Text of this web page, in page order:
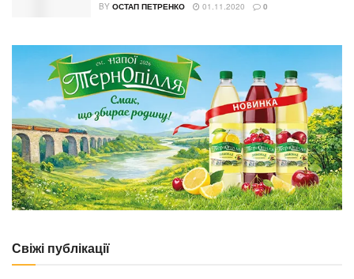
BY ОСТАП ПЕТРЕНКО 01.11.2020 0
Свіжі публікації